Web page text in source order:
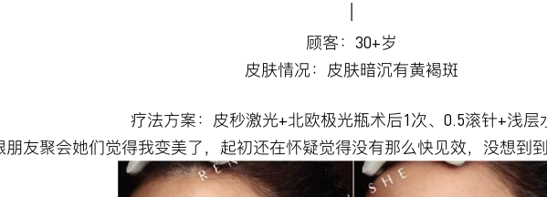
丨
顾客：30+岁
皮肤情况：皮肤暗沉有黄褐斑
疗法方案：皮秒激光+北欧极光瓶术后1次、0.5滚针+浅层
友聚会她们觉得我变美了，起初还在怀疑觉得没有那么快见效，没想到